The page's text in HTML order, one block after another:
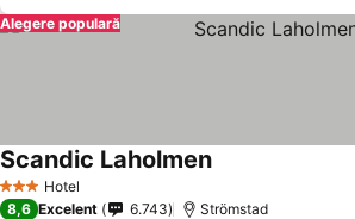
Alegere populară
3 SteleHotel
Scandic Laholmen
8,6 Excelent 6.743 Strömstad